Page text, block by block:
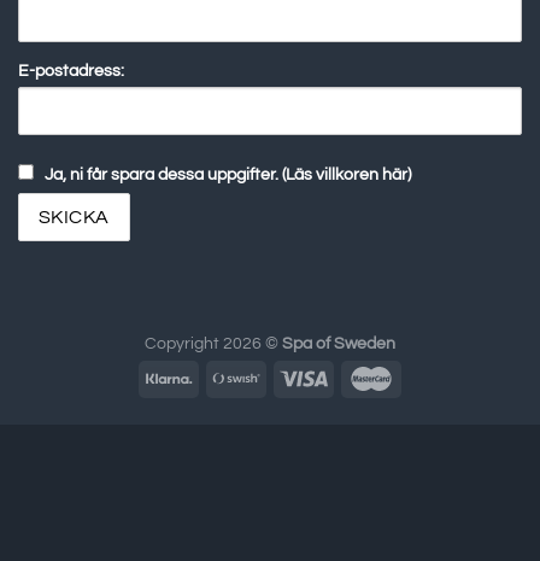
E-postadress:
Ja, ni får spara dessa uppgifter. (Läs villkoren här)
Copyright 2026 © Spa of Sweden